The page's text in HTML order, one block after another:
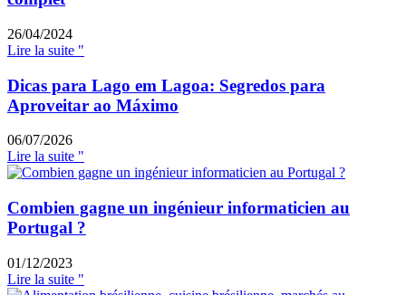
26/04/2024
Lire la suite "
Dicas para Lago em Lagoa: Segredos para
Aproveitar ao Máximo
06/07/2026
Lire la suite "
Combien gagne un ingénieur informaticien au
Portugal ?
01/12/2023
Lire la suite "